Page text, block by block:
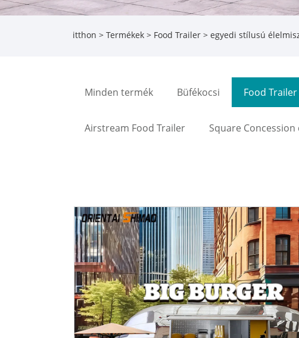
itthon > Termékek > Food Trailer > egyedi stílusú
Minden termék Büfékocsi Food Trailer
Airstream Food Trailer Square Concession